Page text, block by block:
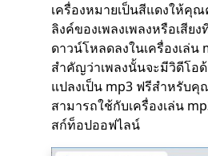
เครื่องหมายเป็นสีแดงให้คุ
ลิงค์ของเพลงเพลงหรือเสีย
ดาวน์โหลดลงในเครื่องเล่
สำคัญว่าเพลงนั้นจะมีวิดีโอ
แปลงเป็น mp3 ฟรีสำหรับ
สามารถใช้กับเครื่องเล่น
สก์ท็อปออฟไลน์